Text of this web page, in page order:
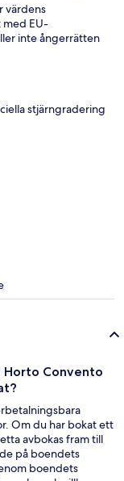
värdens
EU-
inte ångerrätten
stjärngradering
Horto Convento
Om du har bokat ett
avbokas fram till
på boendets
boendets